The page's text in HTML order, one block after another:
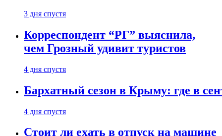
3 дня спустя
Корреспондент “РГ” выяснила,
чем Грозный удивит туристов
4 дня спустя
Бархатный сезон в Крыму: где в
4 дня спустя
Стоит ли ехать в отпуск на машине